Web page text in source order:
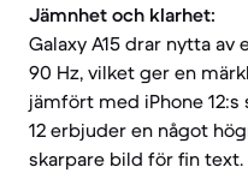
Jämnhet och klarhet:
Galaxy A15 drar nytta
90 Hz, vilket ger en
jämfört med iPhone
12 erbjuder en något
skarpare bild för fin text.